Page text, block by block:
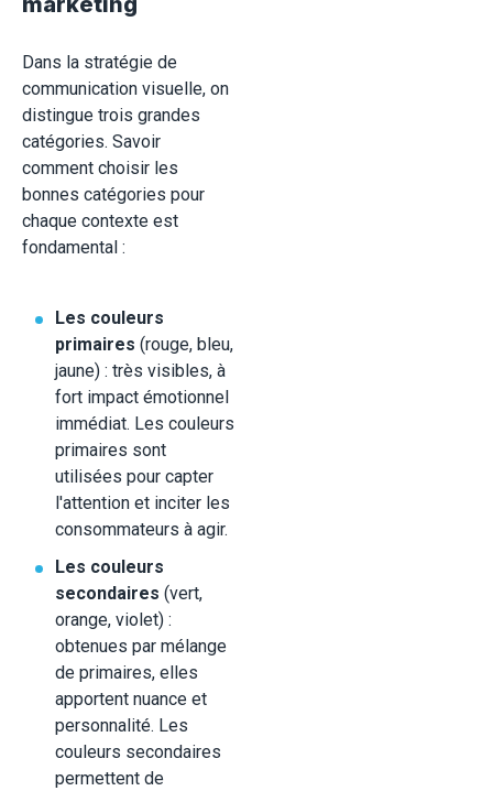
Dans la stratégie de
communication visuelle, on
distingue trois grandes
catégories. Savoir
comment choisir les
bonnes catégories pour
chaque contexte est
fondamental :
Les couleurs
primaires (rouge, bleu,
jaune) : très visibles, à
fort impact émotionnel
immédiat. Les couleurs
primaires sont
utilisées pour capter
l'attention et inciter les
consommateurs à agir.
Les couleurs
secondaires (vert,
orange, violet) :
obtenues par mélange
de primaires, elles
apportent nuance et
personnalité. Les
couleurs secondaires
permettent de